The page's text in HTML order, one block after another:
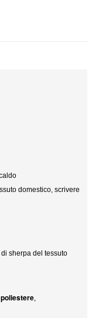
domestico, scrivere
sherpa del tessuto
,